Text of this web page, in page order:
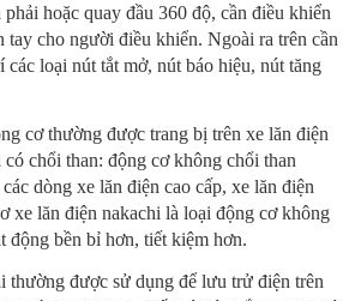
hoặc quay đầu 360 độ, cần điều khiển
tay cho người điều khiển. Ngoài ra trên cần
loại nút tắt mở, nút báo hiệu, nút tăng
cơ thường được trang bị trên xe lăn điện
chổi than: động cơ không chổi than
dòng xe lăn điện cao cấp, xe lăn điện
xe lăn điện nakachi là loại động cơ không
động bền bỉ hơn, tiết kiệm hơn.
thường được sử dụng để lưu trử điện trên